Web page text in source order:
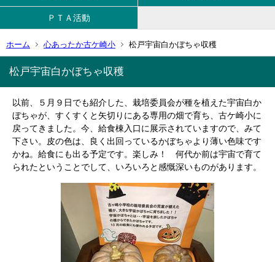
ＰＴＡ活動
ホーム 心あったか古ケ崎小 松戸宇宙白かぼちゃ収穫
松戸宇宙白かぼちゃ収穫
以前、５月９日でも紹介した、栽培委員会が種を植えた宇宙白か
ぼちゃが、すくすくと矢切りにある専用の畑で育ち、古ケ崎小に
戻ってきました。今、給食棟入口に展示されていますので、みて
下さい。皮の色は、良く出回っているかぼちゃより薄い色味です
かね。給食にも出る予定です。楽しみ！ 何代か前は宇宙で育て
られたということでして、いろいろと感慨深いものがあります。